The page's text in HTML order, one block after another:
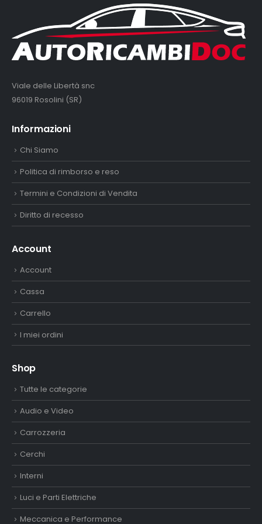
Viale delle Libertà snc
96019 Rosolini (SR)
Informazioni
Chi Siamo
Politica di rimborso e reso
Termini e Condizioni di Vendita
Diritto di recesso
Account
Account
Cassa
Carrello
I miei ordini
Shop
Tutte le categorie
Audio e Video
Carrozzeria
Cerchi
Interni
Luci e Parti Elettriche
Meccanica e Performance